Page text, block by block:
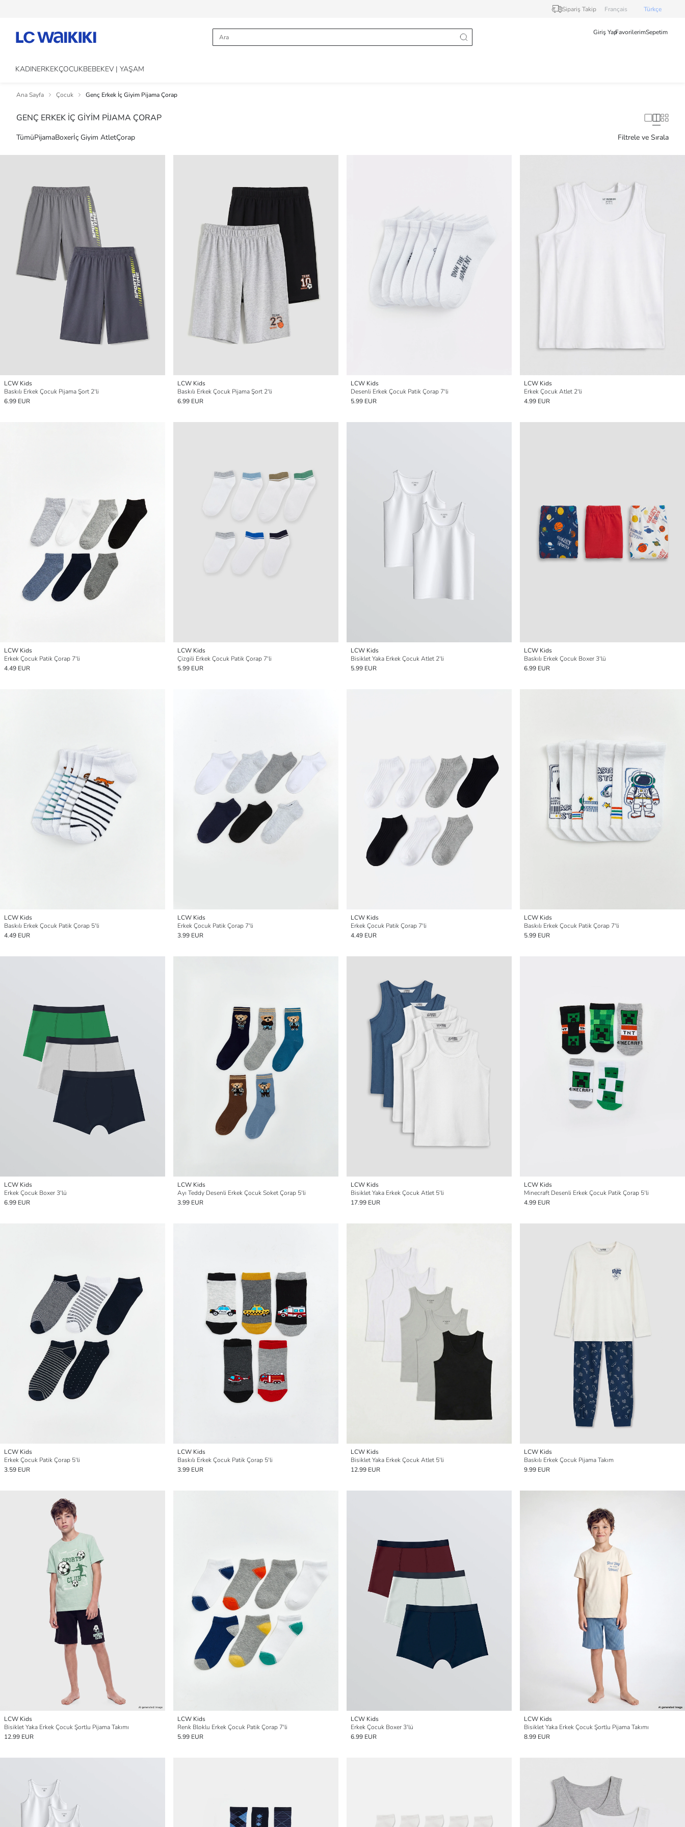
Sipariş Takip Français Türkçe
Giriş YapFavorilerimSepetim
KADINERKEKÇOCUKBEBEKEV | YAŞAM
Ana Sayfa Çocuk Genç Erkek İç Giyim Pijama Çorap
GENÇ ERKEK İÇ GİYİM PİJAMA ÇORAP
TümüPijamaBoxerİç Giyim AtletÇorap Filtrele ve Sırala
LCW Kids
Baskılı Erkek Çocuk Pijama Şort 2'li
6.99 EUR
LCW Kids
Baskılı Erkek Çocuk Pijama Şort 2'li
6.99 EUR
LCW Kids
Desenli Erkek Çocuk Patik Çorap 7'li
5.99 EUR
LCW Kids
Erkek Çocuk Atlet 2'li
4.99 EUR
LCW Kids
Erkek Çocuk Patik Çorap 7'li
4.49 EUR
LCW Kids
Çizgili Erkek Çocuk Patik Çorap 7'li
5.99 EUR
LCW Kids
Bisiklet Yaka Erkek Çocuk Atlet 2'li
5.99 EUR
LCW Kids
Baskılı Erkek Çocuk Boxer 3'lü
6.99 EUR
LCW Kids
Baskılı Erkek Çocuk Patik Çorap 5'li
4.49 EUR
LCW Kids
Erkek Çocuk Patik Çorap 7'li
3.99 EUR
LCW Kids
Erkek Çocuk Patik Çorap 7'li
4.49 EUR
LCW Kids
Baskılı Erkek Çocuk Patik Çorap 7'li
5.99 EUR
LCW Kids
Erkek Çocuk Boxer 3'lü
6.99 EUR
LCW Kids
Ayı Teddy Desenli Erkek Çocuk Soket Çorap 5'li
3.99 EUR
LCW Kids
Bisiklet Yaka Erkek Çocuk Atlet 5'li
17.99 EUR
LCW Kids
Minecraft Desenli Erkek Çocuk Patik Çorap 5'li
4.99 EUR
LCW Kids
Erkek Çocuk Patik Çorap 5'li
3.59 EUR
LCW Kids
Baskılı Erkek Çocuk Patik Çorap 5'li
3.99 EUR
LCW Kids
Bisiklet Yaka Erkek Çocuk Atlet 5'li
12.99 EUR
LCW Kids
Baskılı Erkek Çocuk Pijama Takım
9.99 EUR
LCW Kids
Bisiklet Yaka Erkek Çocuk Şortlu Pijama Takımı
12.99 EUR
LCW Kids
Renk Bloklu Erkek Çocuk Patik Çorap 7'li
5.99 EUR
LCW Kids
Erkek Çocuk Boxer 3'lü
6.99 EUR
LCW Kids
Bisiklet Yaka Erkek Çocuk Şortlu Pijama Takımı
8.99 EUR